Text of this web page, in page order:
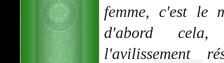
femme, c'est le
d'abord
l'avilissement